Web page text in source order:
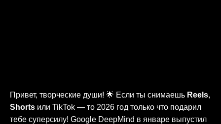
Привет, творческие души! 🌟 Если ты снимаешь Reels,
Shorts или TikTok — то 2026 год только что подарил
тебе суперсилу! Google DeepMind в январе выпустил